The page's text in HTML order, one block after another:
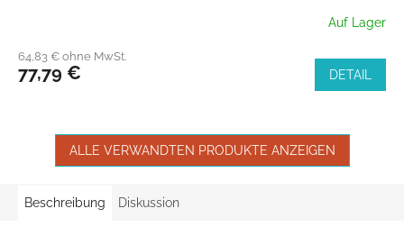
Auf Lager
64,83 € ohne MwSt.
77,79 € DETAIL
ALLE VERWANDTEN PRODUKTE ANZEIGEN
Beschreibung Diskussion